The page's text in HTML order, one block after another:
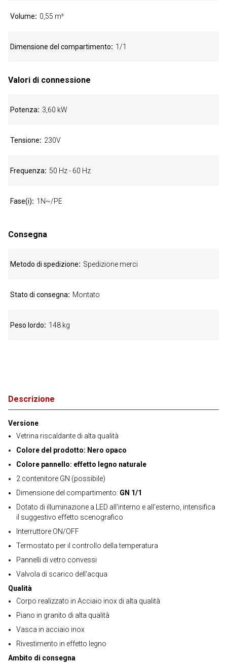
Descrizione
Versione
Vetrina riscaldante di alta qualità
Colore del prodotto: Nero opaco
Colore pannello: effetto legno naturale
2 contenitore GN (possibile)
Dimensione del compartimento: GN 1/1
Dotato di illuminazione a LED all'interno e all'esterno, intensifica
il suggestivo effetto scenografico
Interruttore ON/OFF
Termostato per il controllo della temperatura
Pannelli di vetro convessi
Valvola di scarico dell'acqua
Qualità
Corpo realizzato in Acciaio inox di alta qualità
Piano in granito di alta qualità
Vasca in acciaio inox
Rivestimento in effetto legno
Ambito di consegna
Volume 0,55 m³
Dimensione del compartimento 1/1
Valori di connessione
Potenza 3,60 kW
Tensione 230V
Frequenza 50 Hz - 60 Hz
Fase(i) 1N~/PE
Consegna
Metodo di spedizione Spedizione merci
Stato di consegna Montato
Peso lordo 148 kg